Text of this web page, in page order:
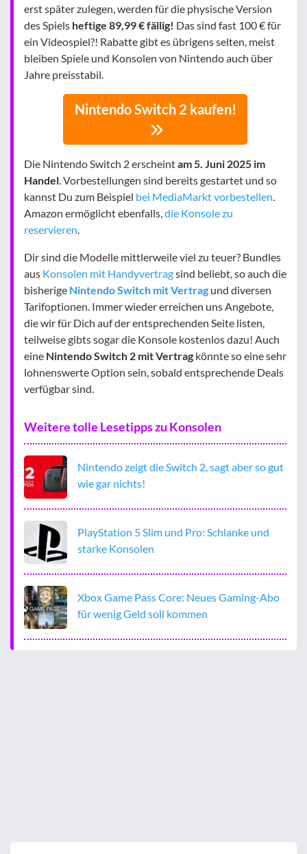
erst später zulegen, werden für die physische Version
des Spiels heftige 89,99 € fällig! Das sind fast 100 € für
ein Videospiel?! Rabatte gibt es übrigens selten, meist
bleiben Spiele und Konsolen von Nintendo auch über
Jahre preisstabil.
Nintendo Switch 2 kaufen!
Die Nintendo Switch 2 erscheintam 5. Juni 2025 im
Handel. Vorbestellungen sind bereits gestartet und so
kannst Du zum Beispiel bei MediaMarkt vorbestellen.
Amazon ermöglicht ebenfalls,die Konsole zu
reservieren.
Dir sind die Modelle mittlerweile viel zu teuer? Bundles
aus Konsolen mit Handyvertragsind beliebt, so auch die
bisherige Nintendo Switch mit Vertrag und diversen
Tarifoptionen. Immer wieder erreichen uns Angebote,
die wir für Dich auf der entsprechenden Seite listen,
teilweise gibts sogar die Konsole kostenlos dazu! Auch
eine Nintendo Switch 2 mit Vertrag könnte so eine sehr
lohnenswerte Option sein, sobald entsprechende Deals
verfügbar sind.
Weitere tolle Lesetipps zu Konsolen
Nintendo zeigt die Switch 2, sagt aber so gut
wie gar nichts!
PlayStation 5 Slim und Pro: Schlanke und
starke Konsolen
Xbox Game Pass Core: Neues Gaming-Abo
für wenig Geld soll kommen